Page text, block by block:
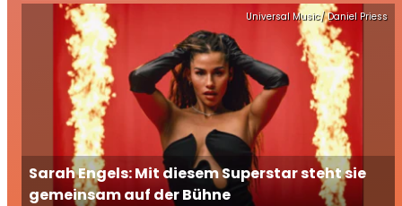
Universal Music/ Daniel Priess
Sarah Engels: Mit diesem Superstar steht sie
gemeinsam auf der Bühne